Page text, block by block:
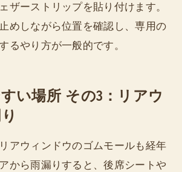
ザーストリップを貼り付けます。
めしながら位置を確認し、専用の
るやり方が一般的です。
い場所 その3：リアウ
アウィンドウのゴムモールも経年
から雨漏りすると、後席シートや